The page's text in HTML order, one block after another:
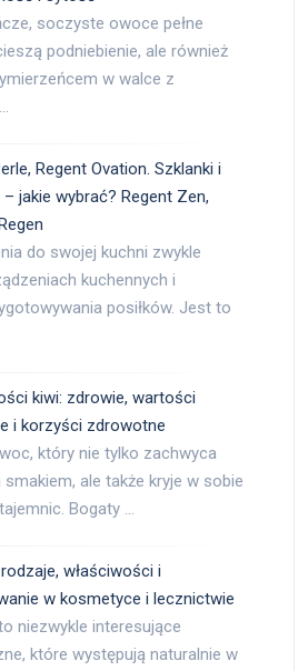
soczyste owoce pełne
podniebienie, ale również
w walce z
Regent Ovation. Szklanki i
jakie wybrać? Regent Zen,
do swojej kuchni zwykle
kuchennych i
posiłków. Jest to
kiwi: zdrowie, wartości
i korzyści zdrowotne
który nie tylko zachwyca
ale także kryje w sobie
Bogaty …
właściwości i
w kosmetyce i lecznictwie
niezwykle interesujące
które występują naturalnie w